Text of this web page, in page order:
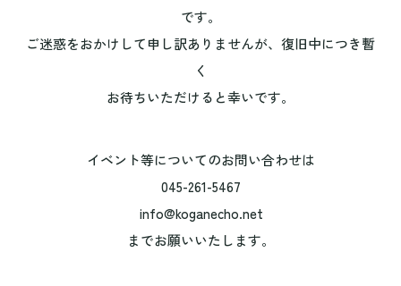
です。
ご迷惑をおかけして申し訳ありませんが、復旧中につき暫
く
お待ちいただけると幸いです。
イベント等についてのお問い合わせは
045-261-5467
info@koganecho.net
までお願いいたします。